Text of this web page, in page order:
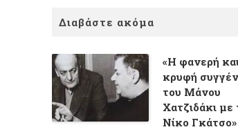
Διαβάστε ακόμα
«Η φανερή
κρυφή
του Μάνου
Χατζιδάκι με
Νίκο Γκάτσο»